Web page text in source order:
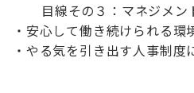
目線その３：マネジメ
・安心して働き続けられる環
・やる気を引き出す人事制度